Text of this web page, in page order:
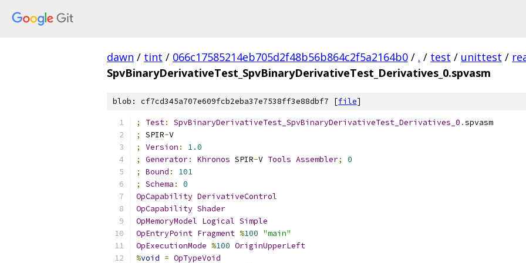
dawn / tint / 066c17585214eb705d2f48b56b864c2f5a2164b0 / . / test / unittest /
SpvBinaryDerivativeTest_SpvBinaryDerivativeTest_Derivatives_0.spvasm
blob: cf7cd345a707e609fcb2eba37e7538ff3e88dbf7 [file]
; Test: SpvBinaryDerivativeTest_SpvBinaryDerivativeTest_Derivatives_0 .spvasm
;
SPIR-V
;
Version :
1.0
;
Generator: Khronos SPIR-V Tools Assembler;
0
;
Bound :
101
;
Schema :
0
OpCapability DerivativeControl
OpCapability Shader
OpMemoryModel Logical Simple
OpEntryPoint Fragment %100 "main"
OpExecutionMode %100 OriginUpperLeft
%void = OpTypeVoid